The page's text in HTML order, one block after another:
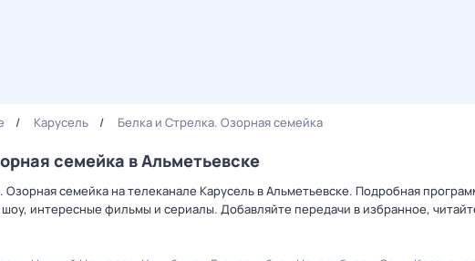
Карусель Белка и Стрелка. Озорная семейка
семейка в Альметьевске
семейка на телеканале Карусель в Альметьевске. Подробная
интересные фильмы и сериалы. Добавляйте передачи в избранное,